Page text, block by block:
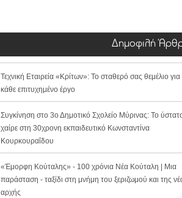
Δημοφιλή
Τεχνική Εταιρεία «Κρίτων»: Το σταθερό σας θεμέλιο για
κάθε επιτυχημένο έργο
Συγκίνηση στο 3ο Δημοτικό Σχολείο Μύρινας: Το
χαίρε στη 30χρονη εκπαιδευτικό Κωνσταντίνα
Κουρκουραΐδου
«Έμορφη Κούταλης» - 100 χρόνια Νέα Κούταλη | Μια
παράσταση - ταξίδι στη μνήμη του ξεριζωμού και της
αρχής